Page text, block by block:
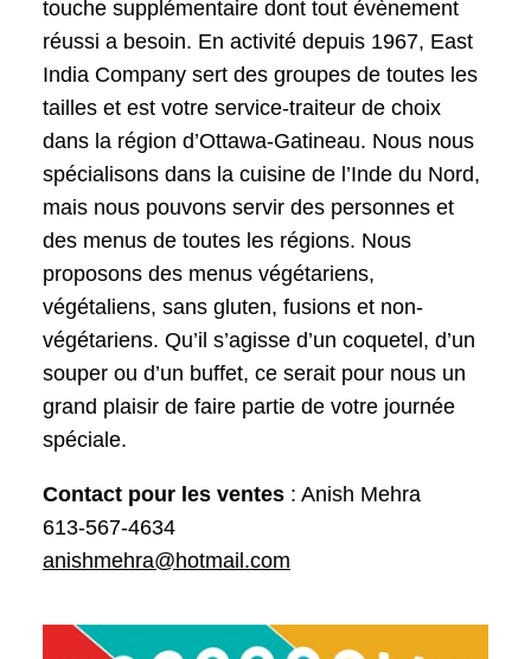
touche supplémentaire dont tout évènement
réussi a besoin. En activité depuis 1967, East
India Company sert des groupes de toutes les
tailles et est votre service-traiteur de choix
dans la région d’Ottawa-Gatineau. Nous nous
spécialisons dans la cuisine de l’Inde du Nord,
mais nous pouvons servir des personnes et
des menus de toutes les régions. Nous
proposons des menus végétariens,
végétaliens, sans gluten, fusions et non-
végétariens. Qu’il s’agisse d’un coquetel, d’un
souper ou d’un buffet, ce serait pour nous un
grand plaisir de faire partie de votre journée
spéciale.
Contact pour les ventes : Anish Mehra
613-567-4634
anishmehra@hotmail.com